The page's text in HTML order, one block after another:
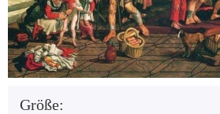
Größe: